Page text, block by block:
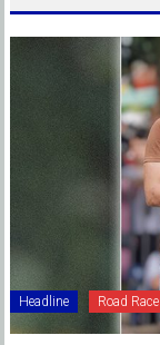
Headline Road Race